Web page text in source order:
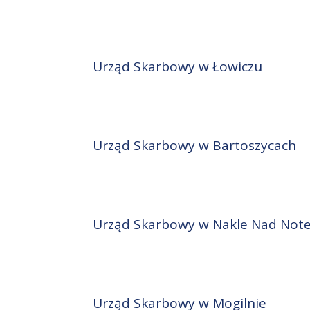
Urząd Skarbowy w Łowiczu
Urząd Skarbowy w Bartoszycach
Urząd Skarbowy w Nakle Nad
Urząd Skarbowy w Mogilnie